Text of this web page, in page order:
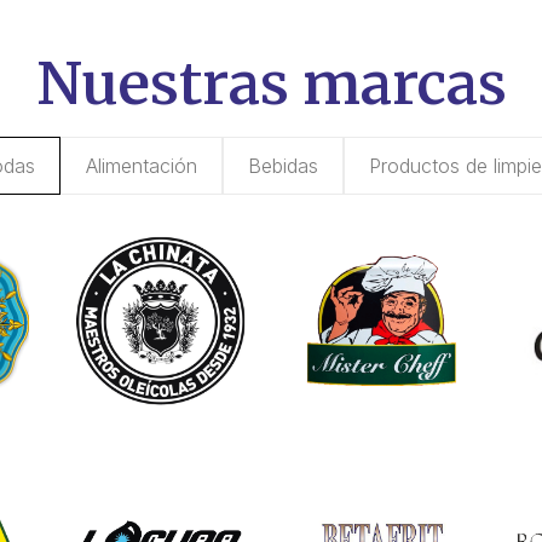
Nuestras marcas
Alimentación Bebidas Productos de